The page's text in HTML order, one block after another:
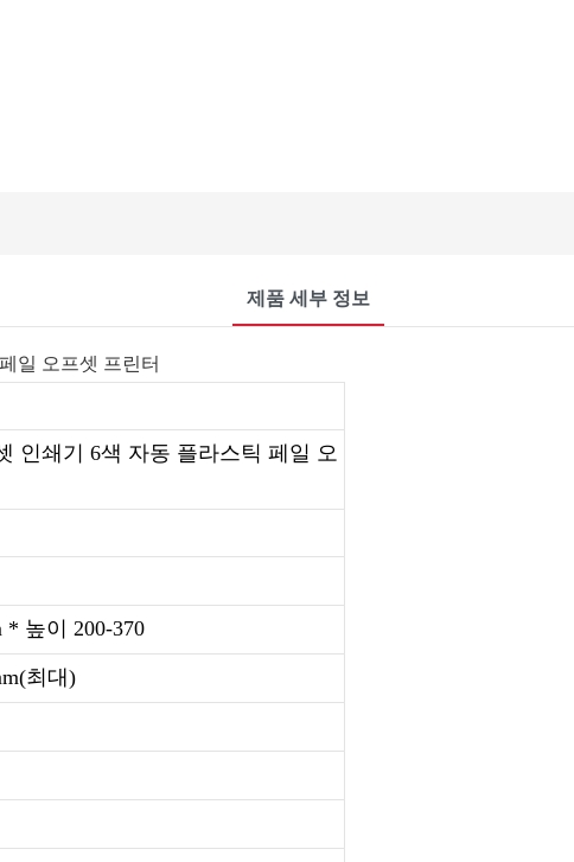
제품 세부 정보
인쇄기 6색 자동 플라스틱 페일 오
* 높이 200-370
최대)